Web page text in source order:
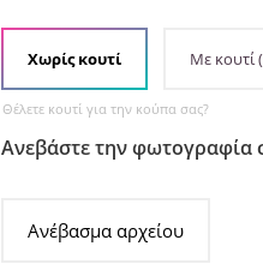
Χωρίς κουτί Με κουτί
Θέλετε κουτί για την κούπα σας?
Ανεβάστε την φωτογραφία
Ανέβασμα αρχείου